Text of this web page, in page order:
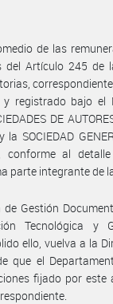
de las
del Artículo 245 de
y registrado bajo
DE
SOCIEDAD
conforme al
parte integrante de
de Gestión
Tecnológica y
ello, vuelva a la
que el
fijado por